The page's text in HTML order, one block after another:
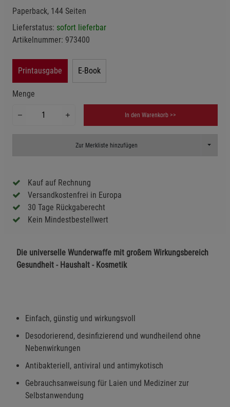
Paperback, 144 Seiten
Lieferstatus: sofort lieferbar
Artikelnummer: 973400
Printausgabe E-Book
Menge
In den Warenkorb >>
Zur Merkliste hinzufügen Toggle
Kauf auf Rechnung
Versandkostenfrei in Europa
30 Tage Rückgaberecht
Kein Mindestbestellwert
Die universelle Wunderwaffe mit großem Wirkungsbereich
Gesundheit - Haushalt - Kosmetik
Einfach, günstig und wirkungsvoll
Desodorierend, desinfizierend und wundheilend ohne
Nebenwirkungen
Antibakteriell, antiviral und antimykotisch
Gebrauchsanweisung für Laien und Mediziner zur
Selbstanwendung